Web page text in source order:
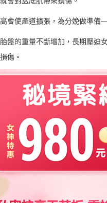
使產道擴張，為分娩做準備
的重量不斷增加，長期壓迫
傷。